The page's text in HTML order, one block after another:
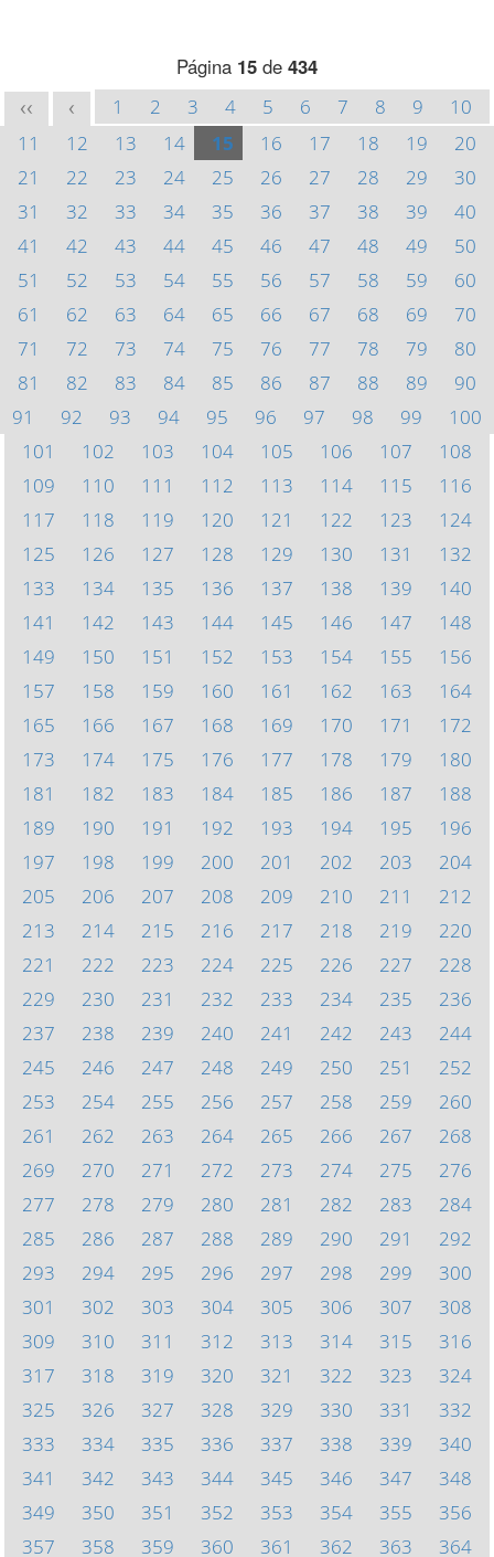
Página 15 de 434
<< < 1 2 3 4 5 6 7 8 9
10
11
12 13 14 15 16 17 18 19
20
21
22 23 24 25 26 27 28 29
30
31
32 33 34 35 36 37 38 39
40
41
42 43 44 45 46 47 48 49
50
51
52 53 54 55 56 57 58 59
60
61
62 63 64 65 66 67 68 69
70
71
72 73 74 75 76 77 78 79
80
81
82 83 84 85 86 87 88 89
90
91
92 93 94 95 96 97 98 99
100
101
102 103 104 105 106 107
108
109
110 111 112 113 114 115
116
117
118 119 120 121 122 123
124
125
126 127 128 129 130 131
132
133
134 135 136 137 138 139
140
141
142 143 144 145 146 147
148
149
150 151 152 153 154 155
156
157
158 159 160 161 162 163
164
165
166 167 168 169 170 171
172
173
174 175 176 177 178 179
180
181
182 183 184 185 186 187
188
189
190 191 192 193 194 195
196
197
198 199 200 201 202 203
204
205
206 207 208 209 210 211
212
213
214 215 216 217 218 219
220
221
222 223 224 225 226 227
228
229
230 231 232 233 234 235
236
237
238 239 240 241 242 243
244
245
246 247 248 249 250 251
252
253
254 255 256 257 258 259
260
261
262 263 264 265 266 267
268
269
270 271 272 273 274 275
276
277
278 279 280 281 282 283
284
285
286 287 288 289 290 291
292
293
294 295 296 297 298 299
300
301
302 303 304 305 306 307
308
309
310 311 312 313 314 315
316
317
318 319 320 321 322 323
324
325
326 327 328 329 330 331
332
333
334 335 336 337 338 339
340
341
342 343 344 345 346 347
348
349
350 351 352 353 354 355
356
357
358 359 360 361 362 363 364